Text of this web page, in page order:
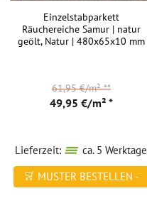
Einzelstabparkett
Räuchereiche Samur | natur
geölt, Natur | 480x65x10 mm
49,95 €/m² *
61,95 €/m²**
Lieferzeit:
ca. 5 Werktage
MUSTER BESTELLEN -